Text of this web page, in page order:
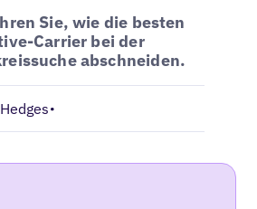
Sie, wie die besten
Carrier bei der
abschneiden.
•